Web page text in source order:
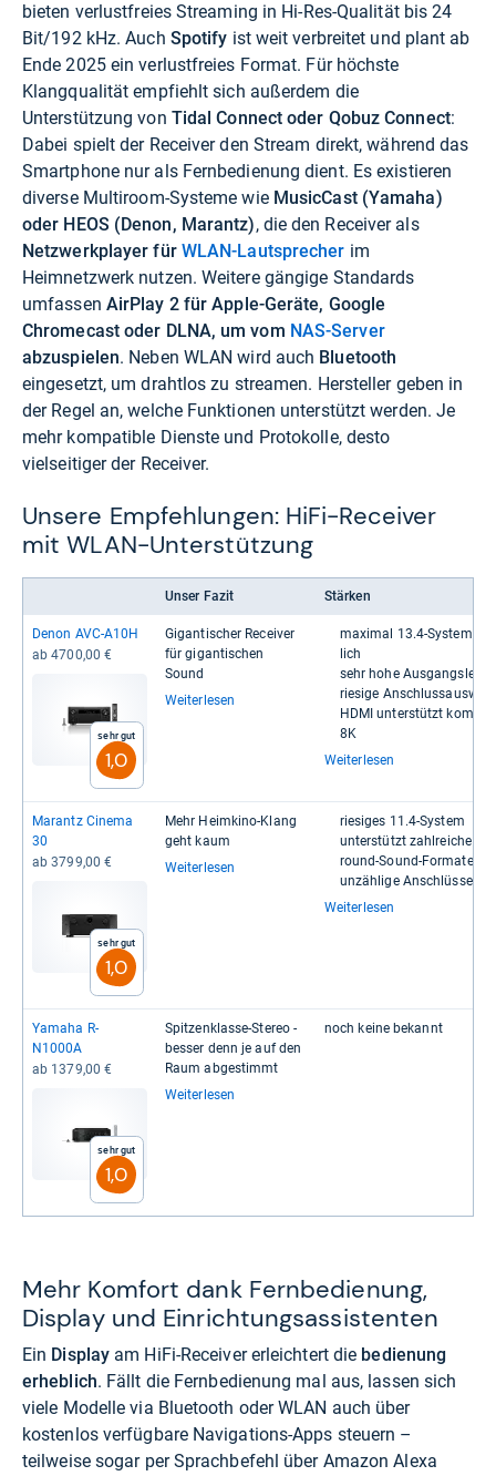
bieten verlustfreies Streaming in Hi-Res-Qualität bis 24
Bit/192 kHz. Auch Spotify ist weit verbreitet und plant ab
Ende 2025 ein verlustfreies Format. Für höchste
Klangqualität empfiehlt sich außerdem die
Unterstützung von Tidal Connect oder Qobuz Connect:
Dabei spielt der Receiver den Stream direkt, während das
Smartphone nur als Fernbedienung dient. Es existieren
diverse Multiroom-Systeme wie MusicCast (Yamaha)
oder HEOS (Denon, Marantz), die den Receiver als
Netzwerkplayer für WLAN-Lautsprecher im
Heimnetzwerk nutzen. Weitere gängige Standards
umfassen AirPlay 2 für Apple-Geräte, Google
Chromecast oder DLNA, um vom NAS-Server
abzuspielen. Neben WLAN wird auch Bluetooth
eingesetzt, um drahtlos zu streamen. Hersteller geben in
der Regel an, welche Funktionen unterstützt werden. Je
mehr kompatible Dienste und Protokolle, desto
vielseitiger der Receiver.
Unsere Empfehlungen: HiFi-Receiver
mit WLAN-Unterstützung
Unser Fazit Stärken
Denon AVC-​A10H
ab 4700,00 €
Sehr gut
1,0
Gigan­ti­scher Recei­ver
für gigan­ti­schen
Sound
Weiterlesen
maxi­mal 13.4-​​Sys­tem
lich
sehr hohe
rie­sige
HDMI unter­stützt
8K
Weiterlesen
Marantz Cinema
30
ab 3799,00 €
Sehr gut
1,0
Mehr Heim­kino-​Klang
geht kaum
Weiterlesen
rie­si­ges 11.4-​Sys­tem
unter­stützt zahl­rei­che
round-​​Sound-​​For­mate
unzäh­lige Anschlüsse
Weiterlesen
Yamaha R-​
N1000A
ab 1379,00 €
Sehr gut
1,0
Spit­zen­klasse-​Ste­reo -​
bes­ser denn je auf den
Raum abge­stimmt
Weiterlesen
noch keine bekannt
Mehr Komfort dank Fernbedienung,
Display und Einrichtungsassistenten
Ein Display am HiFi-Receiver erleichtert die bedienung
erheblich. Fällt die Fernbedienung mal aus, lassen sich
viele Modelle via Bluetooth oder WLAN auch über
kostenlos verfügbare Navigations-Apps steuern –
teilweise sogar per Sprachbefehl über Amazon Alexa